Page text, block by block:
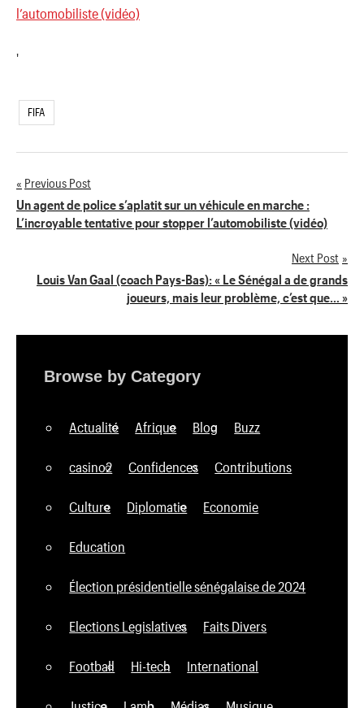
l’automobiliste (vidéo)
'
FIFA
Navigation
de
Previous Post
Un agent de police s’aplatit sur un véhicule en marche :
L’incroyable tentative pour stopper l’automobiliste (vidéo)
Next Post
Louis Van Gaal (coach Pays-Bas): « Le Sénégal a de grands
joueurs, mais leur problème, c’est que… »
Browse by Category
Actualité Afrique Blog Buzz
casino2 Confidences Contributions
Culture Diplomatie Economie
Education
Élection présidentielle sénégalaise de 2024
Elections Legislatives Faits Divers
Football Hi-tech International